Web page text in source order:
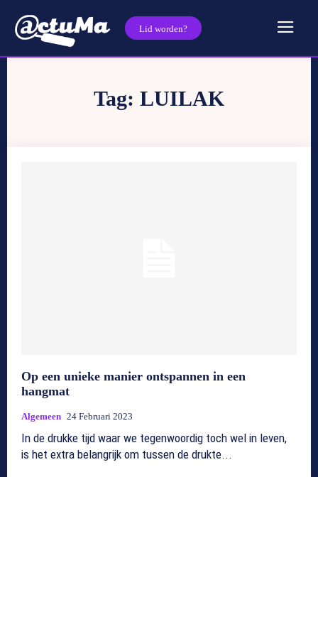
Lid worden?
Tag: LUILAK
Op een unieke manier ontspannen in een
hangmat
Algemeen 24 Februari 2023
In de drukke tijd waar we tegenwoordig toch wel in leven,
is het extra belangrijk om tussen de drukte...